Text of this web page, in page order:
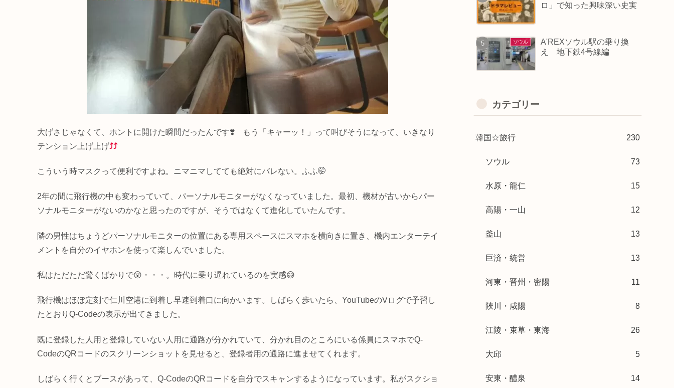
大げさじゃなくて、ホントに開けた瞬間だったんです❣️ もう「キャーッ！」って叫びそうになって、いきなり
テンション上げ上げ⤴⤴
こういう時マスクって便利ですよね。ニマニマしてても絶対にバレない。ふふ🤭
2年の間に飛行機の中も変わっていて、パーソナルモニターがなくなっていました。最初、機材が古いからパー
ソナルモニターがないのかなと思ったのですが、そうではなくて進化していたんです。
隣の男性はちょうどパーソナルモニターの位置にある専用スペースにスマホを横向きに置き、機内エンターテイ
メントを自分のイヤホンを使って楽しんでいました。
私はただただ驚くばかりで😲・・・。時代に乗り遅れているのを実感😅
飛行機はほぼ定刻で仁川空港に到着し早速到着口に向かいます。しばらく歩いたら、YouTubeのVログで予習し
たとおりQ-Codeの表示が出てきました。
既に登録した人用と登録していない人用に通路が分かれていて、分かれ目のところにいる係員にスマホでQ-
CodeのQRコードのスクリーンショットを見せると、登録者用の通路に進ませてくれます。
しばらく行くとブースがあって、Q-CodeのQRコードを自分でスキャンするようになっています。私がスクショ
ロ」で知った興味深い史実
ソウル
A'REXソウル駅の乗り換
え 地下鉄4号線編
カテゴリー
韓国☆旅行 230
ソウル 73
水原・龍仁 15
高陽・一山 12
釜山 13
巨済・統営 13
河東・晋州・密陽 11
陜川・咸陽 8
江陵・束草・東海 26
大邱 5
安東・醴泉 14